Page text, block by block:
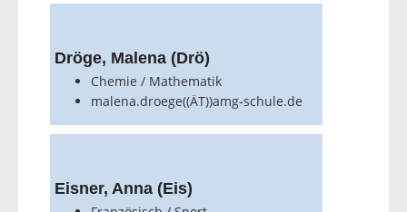
Dröge, Malena (Drö)
Chemie / Mathematik
malena.droege((ÄT))amg-schule.de
Eisner, Anna (Eis)